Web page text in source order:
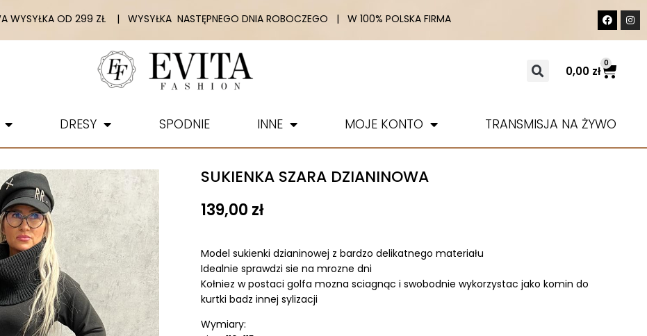
WYSYŁKA OD 299 ZŁ | WYSYŁKA NASTĘPNEGO DNIA ROBOCZEGO | W 100% POLSKA FIRMA
0,00 zł
0
DRESY SPODNIE INNE MOJE KONTO TRANSMISJA NA ŻYWO
SUKIENKA SZARA DZIANINOWA
139,00 zł
Model sukienki dzianinowej z bardzo delikatnego materiału
Idealnie sprawdzi sie na mrozne dni
Kołniez w postaci golfa mozna sciagnąc i swobodnie wykorzystac jako komin do
kurtki badz innej sylizacji
Wymiary: